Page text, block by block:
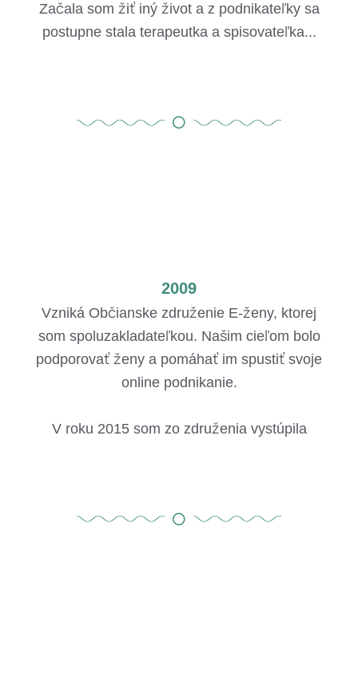
Začala som žiť iný život a z podnikateľky sa
postupne stala terapeutka a spisovateľka...
2009
Vzniká Občianske združenie E-ženy, ktorej
som spoluzakladateľkou. Našim cieľom bolo
podporovať ženy a pomáhať im spustiť svoje
online podnikanie.
V roku 2015 som zo združenia vystúpila